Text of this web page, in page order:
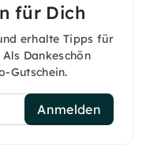
für Dich
erhalte Tipps für
Dankeschön
Gutschein.
Anmelden